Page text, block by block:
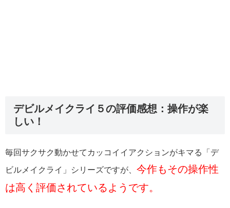
デビルメイクライ５の評価感想：操作が楽
しい！
毎回サクサク動かせてカッコイイアクションがキマる「デ
ビルメイクライ」シリーズですが、 今作もその操作性
は高く評価されているようです。